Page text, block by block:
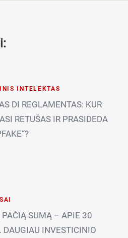
INTELEKTAS
DI REGLAMENTAS: KUR
RETUŠAS IR PRASIDEDA
PAČIĄ SUMĄ – APIE 30
DAUGIAU INVESTICINIO